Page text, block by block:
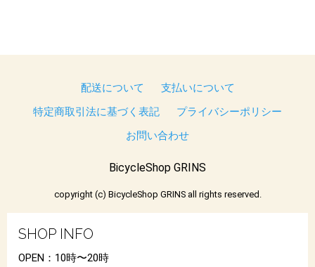
配送について
支払いについて
特定商取引法に基づく表記
プライバシーポリシー
お問い合わせ
BicycleShop GRINS
copyright (c) BicycleShop GRINS all rights reserved.
SHOP INFO
OPEN：10時〜20時